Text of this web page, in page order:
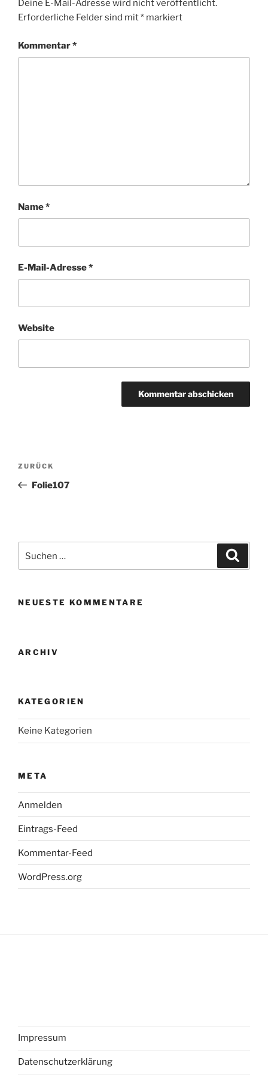
Deine E-Mail-Adresse wird nicht veröffentlicht.
Erforderliche Felder sind mit* markiert
Kommentar*
Name*
E-Mail-Adresse*
Website
Beitragsnavigation
Vorheriger
Beitrag
ZURÜCK
Folie107
nach:
NEUESTE KOMMENTARE
ARCHIV
KATEGORIEN
Keine Kategorien
META
Anmelden
Eintrags-Feed
Kommentar-Feed
WordPress.org
Impressum
Datenschutzerklärung